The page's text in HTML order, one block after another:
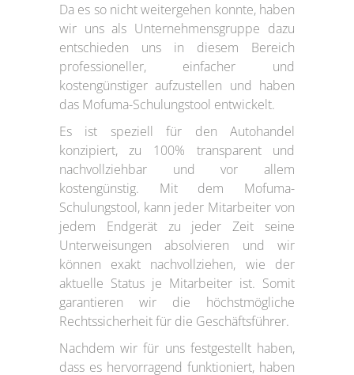
Da es so nicht weitergehen konnte, haben
wir uns als Unternehmensgruppe dazu
entschieden uns in diesem Bereich
professioneller, einfacher und
kostengünstiger aufzustellen und haben
das Mofuma-Schulungstool entwickelt.
Es ist speziell für den Autohandel
konzipiert, zu 100% transparent und
nachvollziehbar und vor allem
kostengünstig. Mit dem Mofuma-
Schulungstool, kann jeder Mitarbeiter von
jedem Endgerät zu jeder Zeit seine
Unterweisungen absolvieren und wir
können exakt nachvollziehen, wie der
aktuelle Status je Mitarbeiter ist. Somit
garantieren wir die höchstmögliche
Rechtssicherheit für die Geschäftsführer.
Nachdem wir für uns festgestellt haben,
dass es hervorragend funktioniert, haben